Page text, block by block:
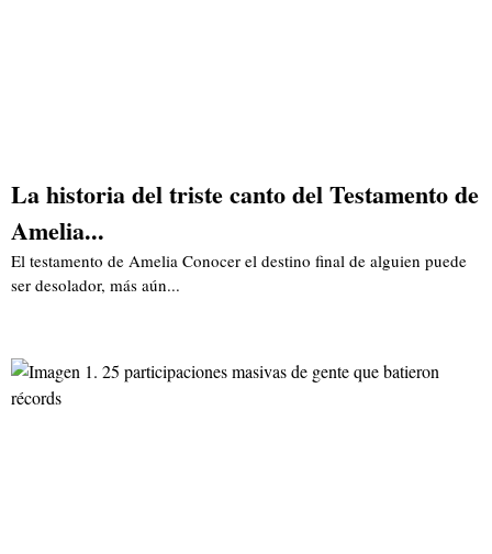
La historia del triste canto del Testamento de
Amelia...
El testamento de Amelia Conocer el destino final de alguien puede
ser desolador, más aún...